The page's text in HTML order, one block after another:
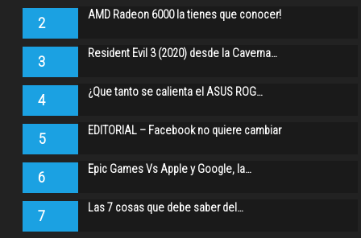
2 AMD Radeon 6000 la tienes que conocer!
3 Resident Evil 3 (2020) desde la Caverna…
4 ¿Que tanto se calienta el ASUS ROG…
5 EDITORIAL – Facebook no quiere cambiar
6 Epic Games Vs Apple y Google, la…
7 Las 7 cosas que debe saber del…